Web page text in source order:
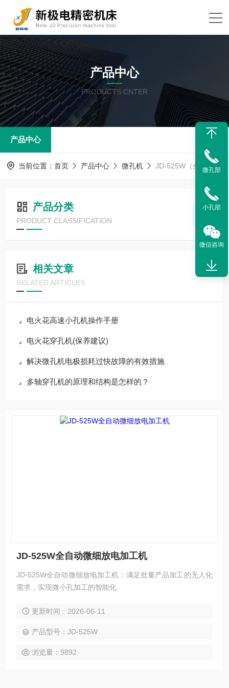
产品中心
PRODUCTS CNTER
产品中心
当前位置： 首页 产品中心 微孔机 JD-525W（全自动）
产品分类
PRODUCT CLASSIFICATION
相关文章
RELATED ARTICLES
电火花高速小孔机操作手册
电火花穿孔机(保养建议)
解决微孔机电极损耗过快故障的有效措施
多轴穿孔机的原理和结构是怎样的？
JD-525W全自动微细放电加工机
JD-525W全自动微细放电加工机：满足批量产品加工的无人化
需求，实现微小孔加工的智能化
更新时间：2026-06-11
产品型号：JD-525W
浏览量：9892
微孔部
小孔部
微信咨询